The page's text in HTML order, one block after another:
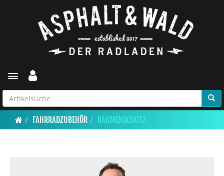
Toggle navigation
FAHRRADZUBEHÖR RAHMENSCHUTZ